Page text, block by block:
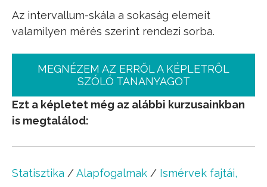
Az intervallum-skála a sokaság elemeit
valamilyen mérés szerint rendezi sorba.
MEGNÉZEM AZ ERRŐL A KÉPLETRŐL
SZÓLÓ TANANYAGOT
Ezt a képletet még az alábbi kurzusainkban
is megtalálod:
Statisztika / Alapfogalmak / Ismérvek fajtái,